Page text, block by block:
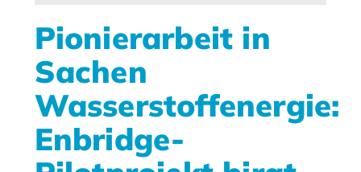
Pionierarbeit in
Sachen
Wasserstoffenergie:
Enbridge-